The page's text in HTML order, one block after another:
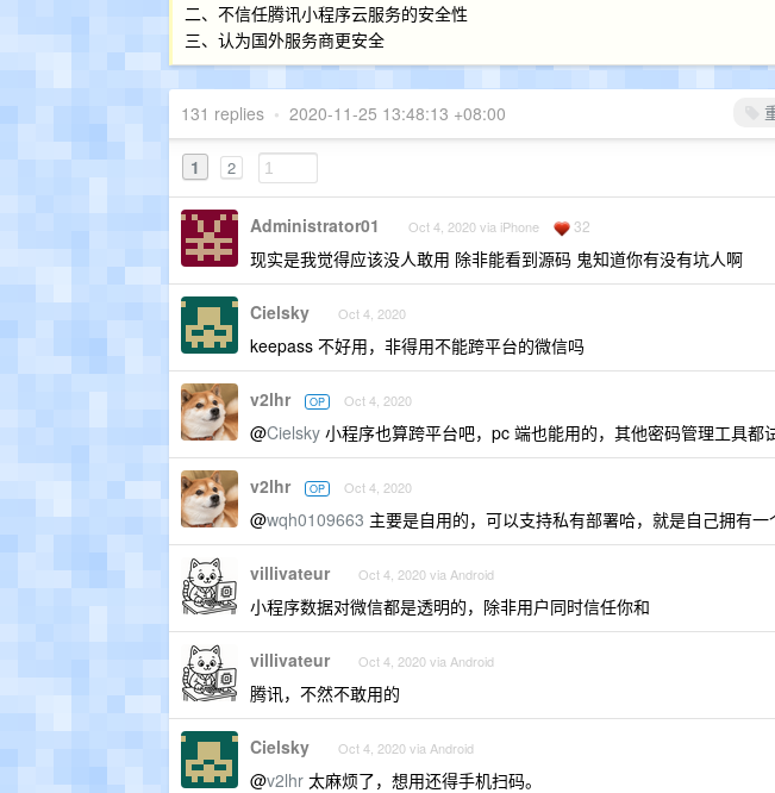
二、不信任腾讯小程序云服务的安全性
三、认为国外服务商更安全
131 replies • 2020-11-25 13:48:13 +08:00
1 2
Administrator01 Oct 4, 2020 via iPhone 32
现实是我觉得应该没人敢用 除非能看到源码 鬼知道你有没有坑人啊
Cielsky Oct 4, 2020
keepass 不好用，非得用不能跨平台的微信吗
v2lhr OP Oct 4, 2020
@Cielsky 小程序也算跨平台吧，pc 端也能用的，其他密码管理工具都
v2lhr OP Oct 4, 2020
@wqh0109663 主要是自用的，可以支持私有部署哈，就是自己拥有一
villivateur Oct 4, 2020 via Android
小程序数据对微信都是透明的，除非用户同时信任你和
villivateur Oct 4, 2020 via Android
腾讯，不然不敢用的
Cielsky Oct 4, 2020 via Android
@v2lhr 太麻烦了，想用还得手机扫码。